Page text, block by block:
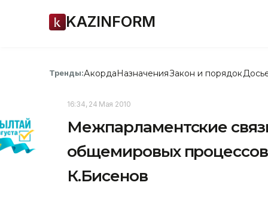
KAZINFORM
Тренды:АкордаНазначенияЗакон и порядок
16:34, 24 Мая 2010
Межпарламентские
общемировых
К.Бисенов